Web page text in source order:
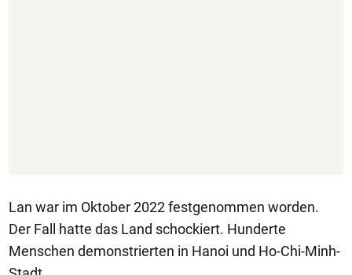
Lan war im Oktober 2022 festgenommen worden.
Der Fall hatte das Land schockiert. Hunderte
Menschen demonstrierten in Hanoi und Ho-Chi-Minh-